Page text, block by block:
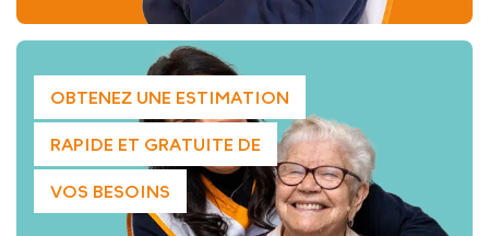
OBTENEZ UNE ESTIMATION
RAPIDE ET GRATUITE DE
VOS BESOINS